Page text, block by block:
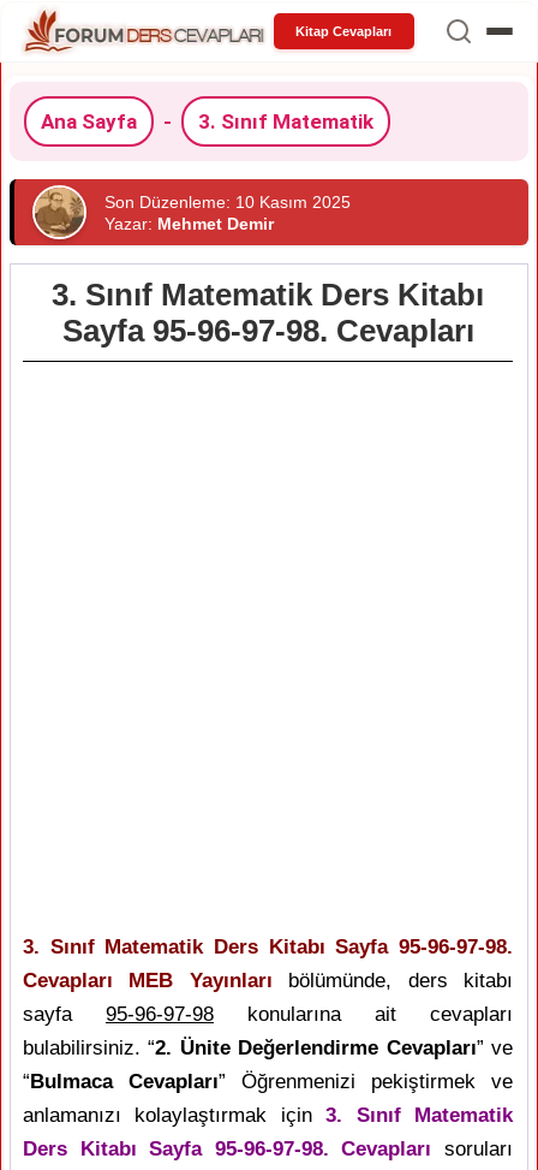
Kitap Cevapları
Ana Sayfa - 3. Sınıf Matematik
Son Düzenleme: 10 Kasım 2025
Yazar: Mehmet Demir
3. Sınıf Matematik Ders Kitabı
Sayfa 95-96-97-98. Cevapları
3. Sınıf Matematik Ders Kitabı Sayfa 95-96-97-98.
Cevapları MEB Yayınları bölümünde, ders kitabı
sayfa 95-96-97-98 konularına ait cevapları
bulabilirsiniz. “2. Ünite Değerlendirme Cevapları” ve
“Bulmaca Cevapları” Öğrenmenizi pekiştirmek ve
anlamanızı kolaylaştırmak için3. Sınıf Matematik
Ders Kitabı Sayfa 95-96-97-98. Cevapları soruları